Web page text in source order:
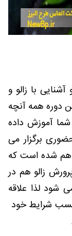
با زالو و
دوره همه آنچه
شما آموزش داده
برگزار می
شده است که
زالو هم در
شود لذا علاقه
حسب شرایط خود